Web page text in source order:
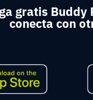
gratis Buddy
conecta con